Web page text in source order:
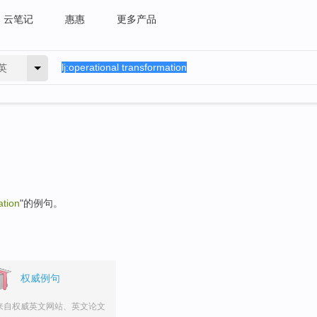
云笔记 惠惠 更多产品
"的例句。
权威例句
自权威英文网站、英文论文